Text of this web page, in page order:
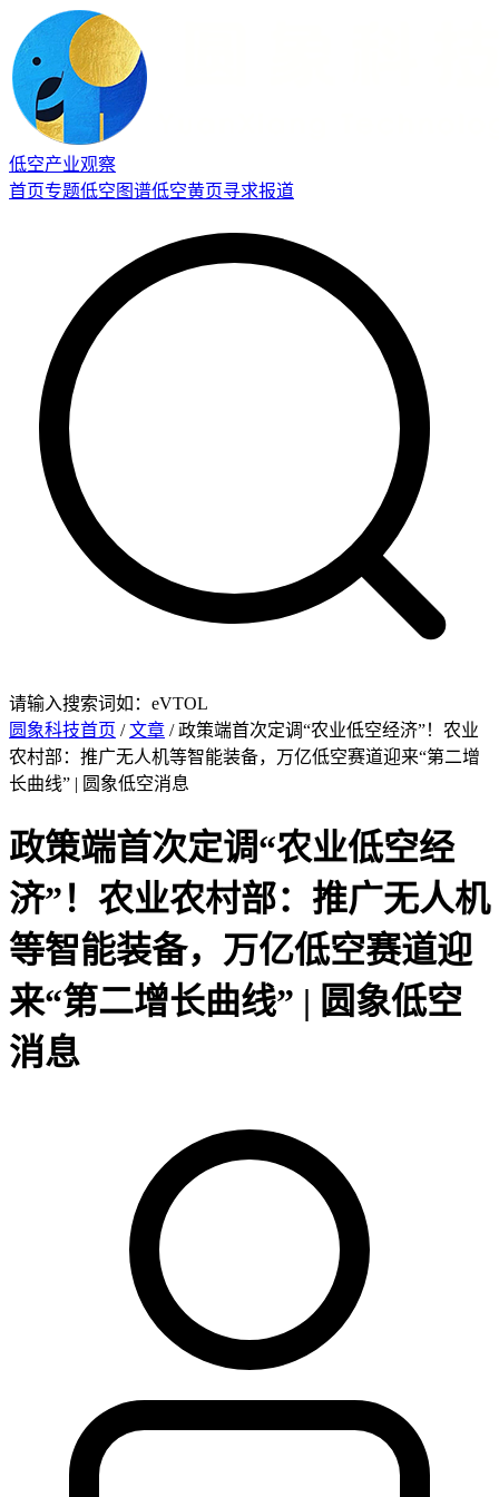
低空产业观察
首页专题低空图谱低空黄页寻求报道
请输入搜索词如：eVTOL
圆象科技首页 /文章 / 政策端首次定调“农业低空经济”！农业
农村部：推广无人机等智能装备，万亿低空赛道迎来“第二增
长曲线” | 圆象低空消息
政策端首次定调“农业低空经
济”！农业农村部：推广无人机
等智能装备，万亿低空赛道迎
来“第二增长曲线” | 圆象低空
消息